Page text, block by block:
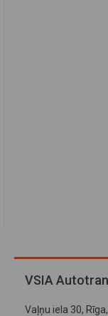
VSIA
Vaļņu iela 30,